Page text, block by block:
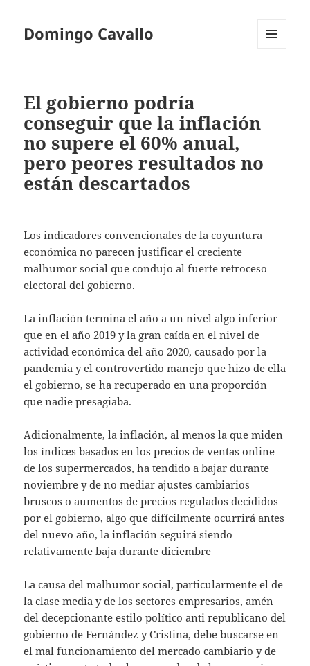
Domingo Cavallo
El gobierno podría
conseguir que la inflación
no supere el 60% anual,
pero peores resultados no
están descartados
Los indicadores convencionales de la coyuntura
económica no parecen justificar el creciente
malhumor social que condujo al fuerte retroceso
electoral del gobierno.
La inflación termina el año a un nivel algo inferior
que en el año 2019 y la gran caída en el nivel de
actividad económica del año 2020, causado por la
pandemia y el controvertido manejo que hizo de ella
el gobierno, se ha recuperado en una proporción
que nadie presagiaba.
Adicionalmente, la inflación, al menos la que miden
los índices basados en los precios de ventas online
de los supermercados, ha tendido a bajar durante
noviembre y de no mediar ajustes cambiarios
bruscos o aumentos de precios regulados decididos
por el gobierno, algo que difícilmente ocurrirá antes
del nuevo año, la inflación seguirá siendo
relativamente baja durante diciembre
La causa del malhumor social, particularmente el de
la clase media y de los sectores empresarios, amén
del decepcionante estilo político anti republicano del
gobierno de Fernández y Cristina, debe buscarse en
el mal funcionamiento del mercado cambiario y de